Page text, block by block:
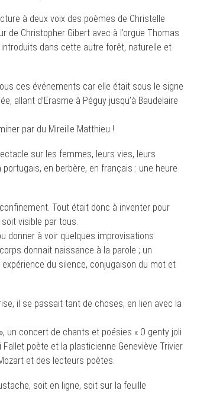
à deux voix des poèmes de Christelle
Christopher Gibert avec à l’orgue Thomas
dans cette autre forêt, naturelle et
ces événements car elle était sous le signe
allant d’Erasme à Péguy jusqu’à Baudelaire
par du Mireille Matthieu !
sur les femmes, leurs vies, leurs
en berbère, en français : une heure
Tout était donc à inventer pour
visible par tous.
donner à voir quelques improvisations
donnait naissance à la parole ; un
du silence, conjugaison du mot et
il se passait tant de choses, en lien avec la
un concert de chants et poésies « O genty joli
poète et la plasticienne Geneviève Trivier
et des lecteurs poètes.
soit en ligne, soit sur la feuille